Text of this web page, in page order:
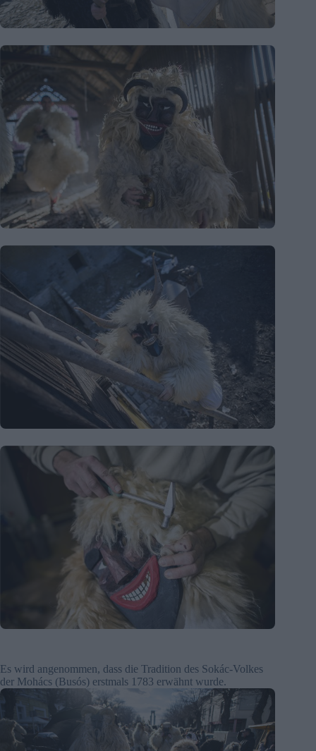
Es wird angenommen, dass die Tradition des Sokác-Volkes
der Mohács (Busós) erstmals 1783 erwähnt wurde.